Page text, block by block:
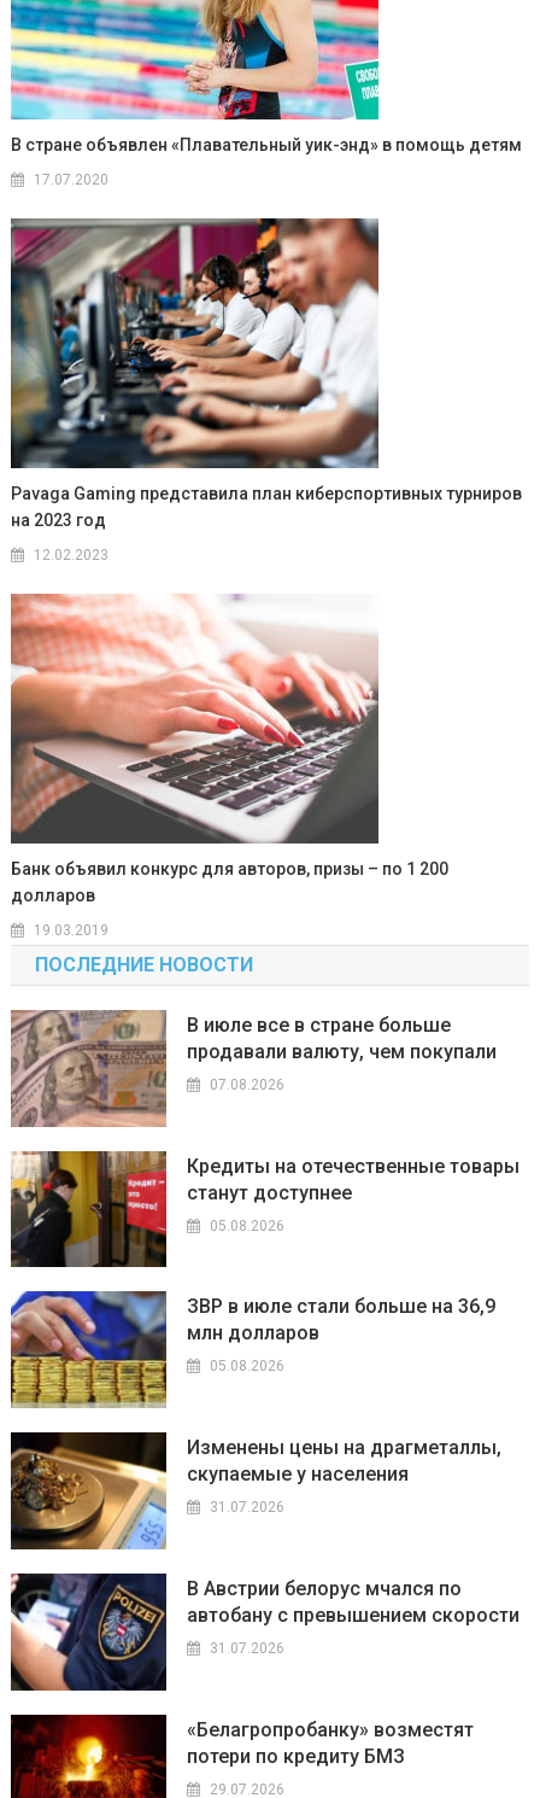
В стране объявлен «Плавательный уик-энд» в помощь детям
17.07.2020
Pavaga Gaming представила план киберспортивных турниров
на 2023 год
12.02.2023
Банк объявил конкурс для авторов, призы – по 1 200
долларов
19.03.2019
ПОСЛЕДНИЕ НОВОСТИ
В июле все в стране больше
продавали валюту, чем покупали
07.08.2026
Кредиты на отечественные товары
станут доступнее
05.08.2026
ЗВР в июле стали больше на 36,9
млн долларов
05.08.2026
Изменены цены на драгметаллы,
скупаемые у населения
31.07.2026
В Австрии белорус мчался по
автобану с превышением скорости
31.07.2026
«Белагропробанку» возместят
потери по кредиту БМЗ
29.07.2026